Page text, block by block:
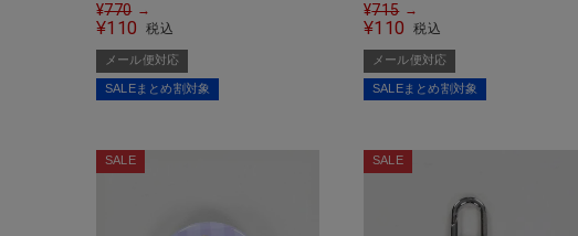
ィ≫6穴シールノート/シー
ル帳＜メール便対応＞
¥770 →
¥110 税込
メール便対応
SALEまとめ割対象
みたいなふわふわにゃん
こ』シール帳＜メール便対
応＞
¥715 →
¥110 税込
メール便対応
SALEまとめ割対象
SALE SALE